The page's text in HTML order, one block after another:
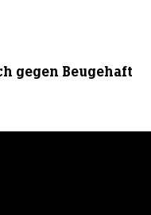
gegen Beugehaft